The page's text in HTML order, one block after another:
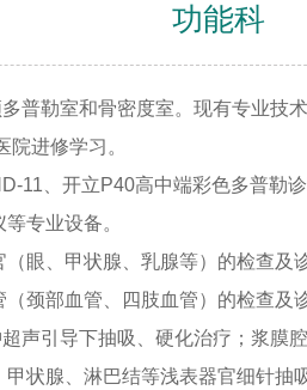
功能科
勒室和骨密度室。现有专业技
进修学习。
、开立P40高中端彩色多普勒
专业设备。
、甲状腺、乳腺等）的检查及
颈部血管、四肢血管）的检查及
引导下抽吸、硬化治疗；浆膜
状腺、淋巴结等浅表器官细针